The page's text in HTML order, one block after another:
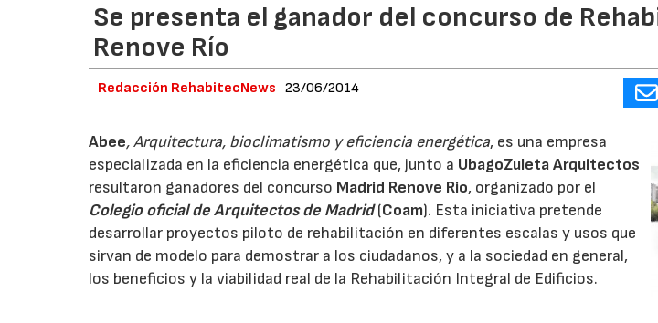
Se presenta el ganador del concurso de
Renove Río
Redacción RehabitecNews 23/06/2014
Abee, Arquitectura, bioclimatismo y eficiencia energética, es una empresa
especializada en la eficiencia energética que, junto a UbagoZuleta Arquitectos
resultaron ganadores del concurso Madrid Renove Rio, organizado por el
Colegio oficial de Arquitectos de Madrid(Coam). Esta iniciativa pretende
desarrollar proyectos piloto de rehabilitación en diferentes escalas y usos que
sirvan de modelo para demostrar a los ciudadanos, y a la sociedad en general,
los beneficios y la viabilidad real de la Rehabilitación Integral de Edificios.